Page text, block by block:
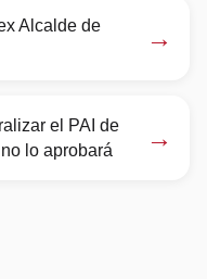
Alcalde de
→
el PAI de
lo aprobará
→